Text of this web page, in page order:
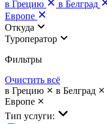
в Грецию
в Белград
Европе
Откуда
Туроператор
Фильтры
Очистить всё
в Грецию
в Белград
Европе
Тип услуги: